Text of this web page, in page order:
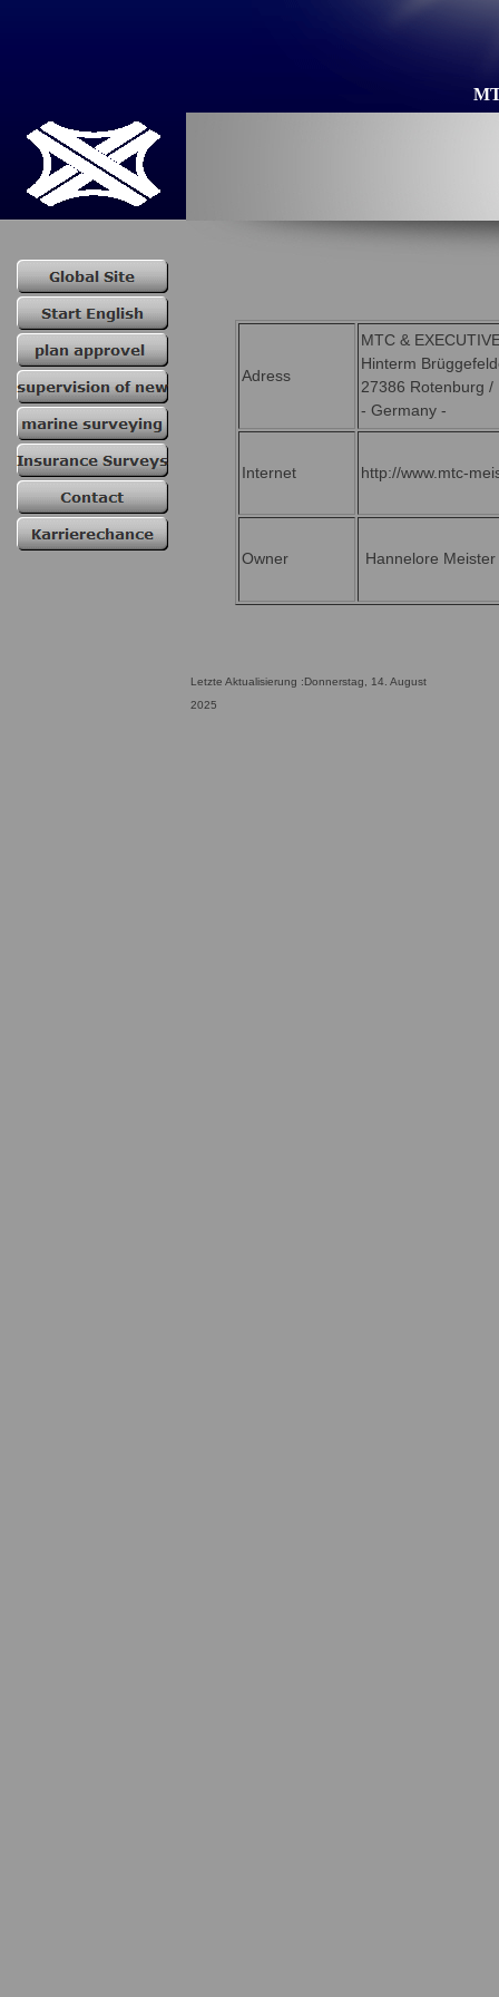
Adress
MTC &
Hinterm
27386 Rotenburg /
- Germany -
Internet http://www.mtc-
Owner Hannelore Meister
Letzte Aktualisierung :Donnerstag, 14. August
2025